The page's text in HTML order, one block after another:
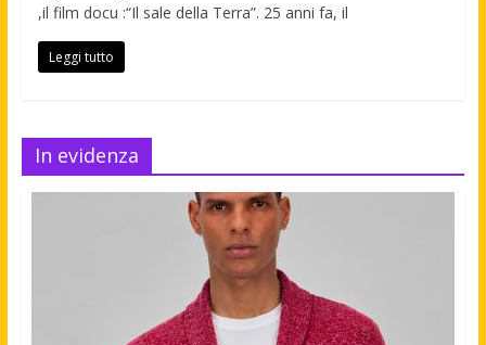
,il film docu :“Il sale della Terra”. 25 anni fa, il
Leggi tutto
In evidenza